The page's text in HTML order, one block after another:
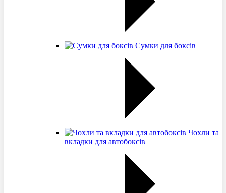
Сумки для боксів
Чохли та
вкладки для автобоксів